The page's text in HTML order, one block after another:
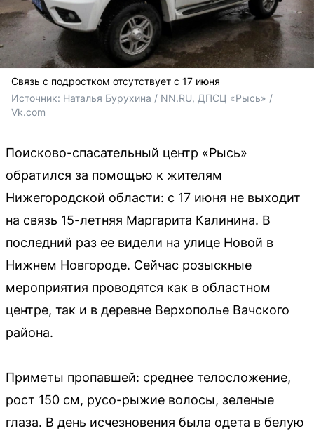
Связь с подростком отсутствует с 17 июня
Источник: Наталья Бурухина / NN.RU, ДПСЦ «Рысь» /
Vk.com
Поисково-спасательный центр «Рысь»
обратился за помощью к жителям
Нижегородской области: с 17 июня не выходит
на связь 15-летняя Маргарита Калинина. В
последний раз ее видели на улице Новой в
Нижнем Новгороде. Сейчас розыскные
мероприятия проводятся как в областном
центре, так и в деревне Верхополье Вачского
района.
Приметы пропавшей: среднее телосложение,
рост 150 см, русо-рыжие волосы, зеленые
глаза. В день исчезновения была одета в белую